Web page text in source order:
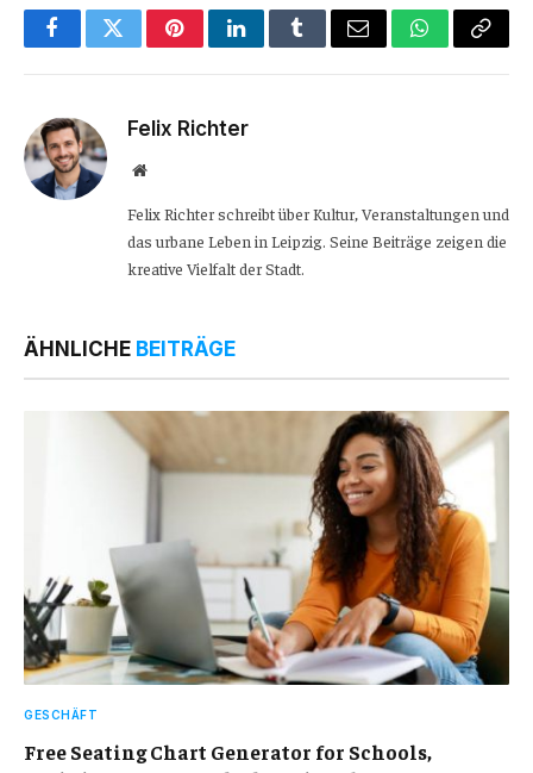
FacebookTwitterPinterestLinkedInTumblrEmail WhatsApp
Copy
Felix Richter
Website
Felix Richter schreibt über Kultur, Veranstaltungen und
das urbane Leben in Leipzig. Seine Beiträge zeigen die
kreative Vielfalt der Stadt.
ÄHNLICHE BEITRÄGE
GESCHÄFT
Free Seating Chart Generator for Schools,